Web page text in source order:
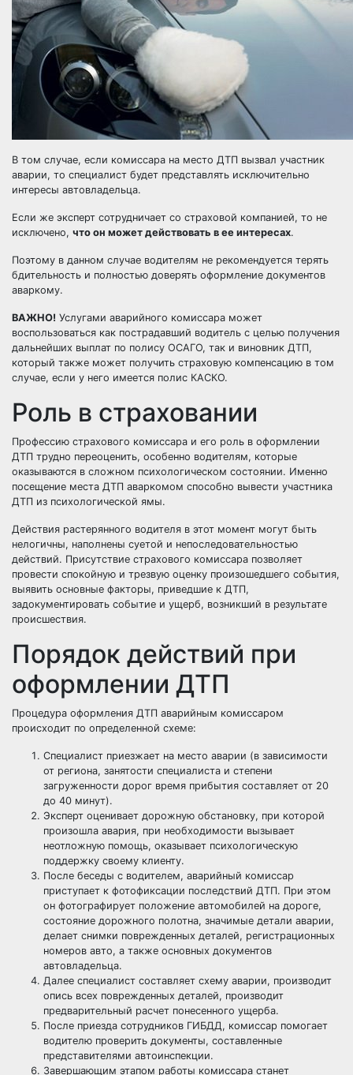
В том случае, если комиссара на место ДТП вызвал участник
аварии, то специалист будет представлять исключительно
интересы автовладельца.
Если же эксперт сотрудничает со страховой компанией, то не
исключено, что он может действовать в ее интересах.
Поэтому в данном случае водителям не рекомендуется терять
бдительность и полностью доверять оформление документов
аваркому.
ВАЖНО! Услугами аварийного комиссара может
воспользоваться как пострадавший водитель с целью получения
дальнейших выплат по полису ОСАГО, так и виновник ДТП,
который также может получить страховую компенсацию в том
случае, если у него имеется полис КАСКО.
Роль в страховании
Профессию страхового комиссара и его роль в оформлении
ДТП трудно переоценить, особенно водителям, которые
оказываются в сложном психологическом состоянии. Именно
посещение места ДТП аваркомом способно вывести участника
ДТП из психологической ямы.
Действия растерянного водителя в этот момент могут быть
нелогичны, наполнены суетой и непоследовательностью
действий. Присутствие страхового комиссара позволяет
провести спокойную и трезвую оценку произошедшего события,
выявить основные факторы, приведшие к ДТП,
задокументировать событие и ущерб, возникший в результате
происшествия.
Порядок действий при
оформлении ДТП
Процедура оформления ДТП аварийным комиссаром
происходит по определенной схеме:
Специалист приезжает на место аварии (в зависимости
от региона, занятости специалиста и степени
загруженности дорог время прибытия составляет от 20
до 40 минут).
Эксперт оценивает дорожную обстановку, при которой
произошла авария, при необходимости вызывает
неотложную помощь, оказывает психологическую
поддержку своему клиенту.
После беседы с водителем, аварийный комиссар
приступает к фотофиксации последствий ДТП. При этом
он фотографирует положение автомобилей на дороге,
состояние дорожного полотна, значимые детали аварии,
делает снимки поврежденных деталей, регистрационных
номеров авто, а также основных документов
автовладельца.
Далее специалист составляет схему аварии, производит
опись всех поврежденных деталей, производит
предварительный расчет понесенного ущерба.
После приезда сотрудников ГИБДД, комиссар помогает
водителю проверить документы, составленные
представителями автоинспекции.
Завершающим этапом работы комиссара станет